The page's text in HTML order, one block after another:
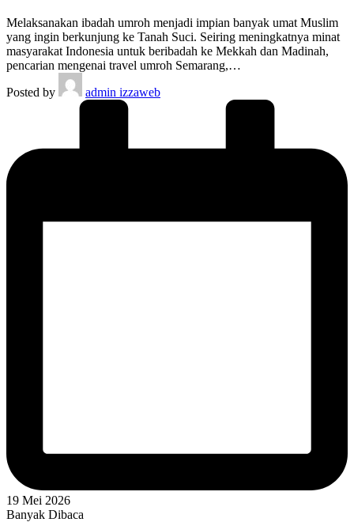
Melaksanakan ibadah umroh menjadi impian banyak umat Muslim
yang ingin berkunjung ke Tanah Suci. Seiring meningkatnya minat
masyarakat Indonesia untuk beribadah ke Mekkah dan Madinah,
pencarian mengenai travel umroh Semarang,…
Posted by
admin izzaweb
19 Mei 2026
Banyak Dibaca